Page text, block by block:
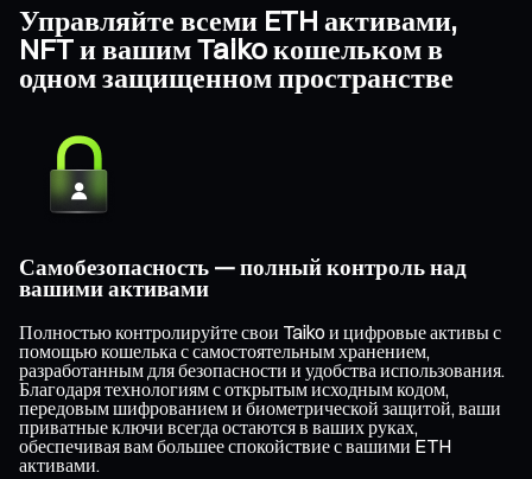
Управляйте всеми ETH активами,
NFT и вашим Taiko кошельком в
одном защищенном пространстве
Самобезопасность — полный контроль над
вашими активами
Полностью контролируйте свои Taiko и цифровые активы с
помощью кошелька с самостоятельным хранением,
разработанным для безопасности и удобства использования.
Благодаря технологиям с открытым исходным кодом,
передовым шифрованием и биометрической защитой, ваши
приватные ключи всегда остаются в ваших руках,
обеспечивая вам большее спокойствие с вашими ETH
активами.